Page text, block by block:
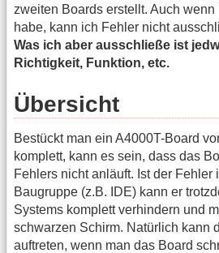
zweiten Boards erstellt. Auch
habe, kann ich Fehler nicht
Was ich aber ausschließe ist
Richtigkeit, Funktion, etc.
Übersicht
Bestückt man ein A4000T-Board
komplett, kann es sein, dass das
Fehlers nicht anläuft. Ist der Fehler
Baugruppe (z.B. IDE) kann er
Systems komplett verhindern und
schwarzen Schirm. Natürlich kann
auftreten, wenn man das Board